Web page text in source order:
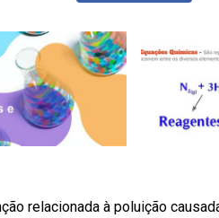
relacionada à poluição